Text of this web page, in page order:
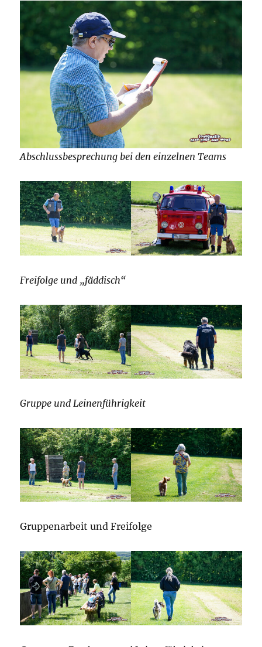
Abschlussbesprechung bei den einzelnen Teams
Freifolge und „fäddisch“
Gruppe und Leinenführigkeit
Gruppenarbeit und Freifolge